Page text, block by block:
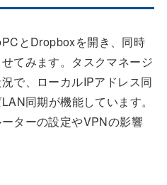
とDropboxを開き、同時
てみます。タスクマネージ
で、ローカルIPアドレス同
同期が機能しています。
ターの設定やVPNの影響